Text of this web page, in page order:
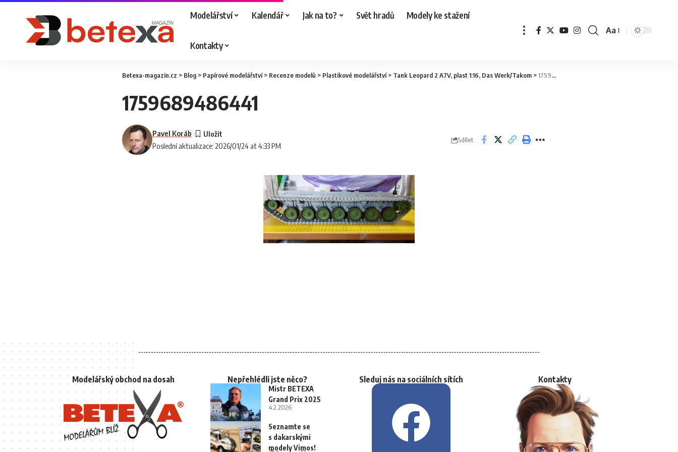
Modelářství Kalendář Jak na to? Svět hradů Modely ke stažení
Kontakty
Aa
Betexa-magazin.cz > Blog > Papírové modelářství> Recenze modelů > Plastikové modelářství> Tank Leopard 2 A7V, plast 1:16, Das Werk/Takom >1759689486441
1759689486441
Poslední aktualizace: 2026/01/24 at 4:33 PM
Pavel Koráb
Sdílet
Modelářský obchod na dosah Nepřehlédli jste něco?
Mistr BETEXA
Grand Prix 2025
4.2.2026
Seznamte se
s dakarskými
modely Vimos!
Sleduj nás na sociálních sítích Kontakty